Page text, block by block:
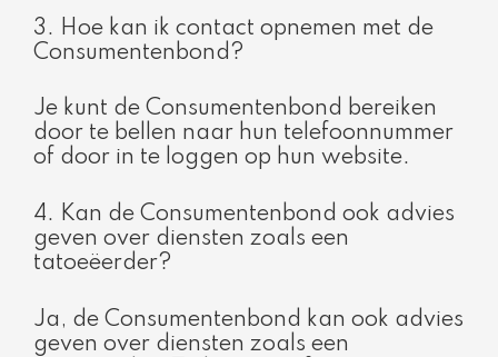
3. Hoe kan ik contact opnemen met de
Consumentenbond?
Je kunt de Consumentenbond bereiken
door te bellen naar hun telefoonnummer
of door in te loggen op hun website.
4. Kan de Consumentenbond ook advies
geven over diensten zoals een
tatoeëerder?
Ja, de Consumentenbond kan ook advies
geven over diensten zoals een